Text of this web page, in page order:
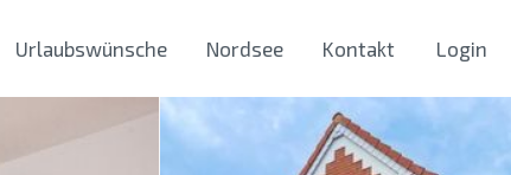
Urlaubswünsche Nordsee Kontakt Login